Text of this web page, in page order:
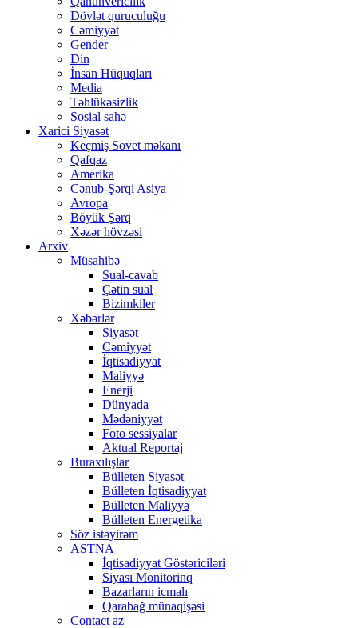
Dövlət quruculuğu
Cəmiyyət
Gender
Din
İnsan Hüquqları
Media
Təhlükəsizlik
Sosial sahə
Xarici Siyasət
Keçmiş Sovet məkanı
Qafqaz
Amerika
Cənub-Şərqi Asiya
Avropa
Böyük Şərq
Xəzər hövzəsi
Arxiv
Müsahibə
Sual-cavab
Çətin sual
Bizimkiler
Xəbərlər
Siyasət
Cəmiyyət
İqtisadiyyat
Maliyyə
Enerji
Dünyada
Mədəniyyət
Foto sessiyalar
Aktual Reportaj
Buraxılışlar
Bülleten Siyasət
Bülleten İqtisadiyyat
Bülleten Maliyyə
Bülleten Energetika
Söz istəyirəm
ASTNA
İqtisadiyyat Göstəriciləri
Siyası Monitorinq
Bazarların icmalı
Qarabağ münaqişəsi
Contact az